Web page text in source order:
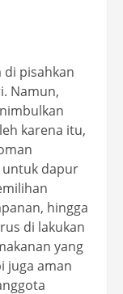
di pisahkan
Namun,
karena itu,
untuk dapur
hingga
di lakukan
yang
juga aman